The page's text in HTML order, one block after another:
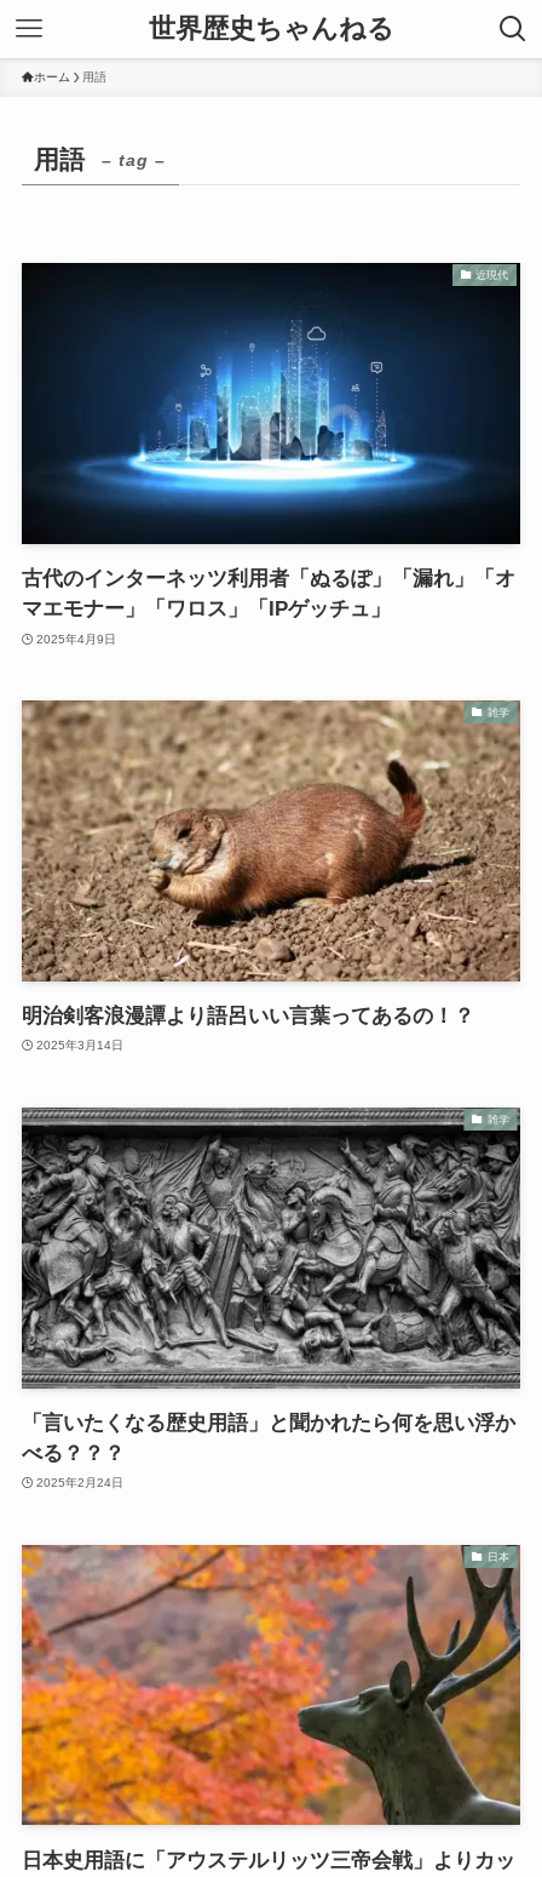
世界歴史ちゃんねる
ホーム 用語
用語 – tag –
近現代
古代のインターネッツ利用者「ぬるぽ」「漏れ」「オ
マエモナー」「ワロス」「IPゲッチュ」
2025年4月9日
雑学
明治剣客浪漫譚より語呂いい言葉ってあるの！？
2025年3月14日
雑学
「言いたくなる歴史用語」と聞かれたら何を思い浮か
べる？？？
2025年2月24日
日本
日本史用語に「アウステルリッツ三帝会戦」よりカッ